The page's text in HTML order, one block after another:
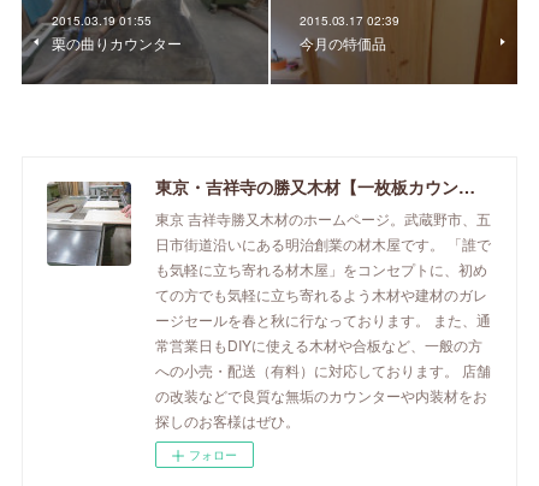
2015.03.19 01:55
栗の曲りカウンター
2015.03.17 02:39
今月の特価品
東京・吉祥寺の勝又木材【一枚板カウンター】
東京 吉祥寺勝又木材のホームページ。武蔵野市、五
日市街道沿いにある明治創業の材木屋です。 「誰で
も気軽に立ち寄れる材木屋」をコンセプトに、初め
ての方でも気軽に立ち寄れるよう木材や建材のガレ
ージセールを春と秋に行なっております。 また、通
常営業日もDIYに使える木材や合板など、一般の方
への小売・配送（有料）に対応しております。 店舗
の改装などで良質な無垢のカウンターや内装材をお
探しのお客様はぜひ。
フォロー